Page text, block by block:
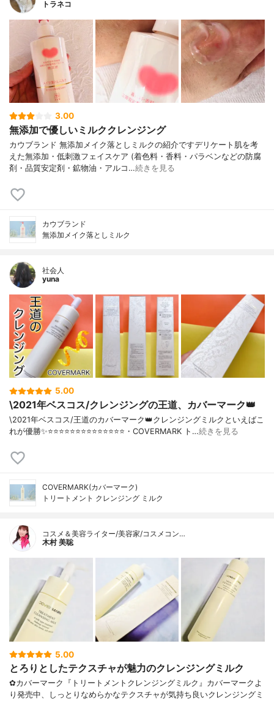
トラネコ
3.00
無添加で優しいミルククレンジング
カウブランド 無添加メイク落としミルクの紹介ですデリケート肌を考
えた無添加・低刺激フェイスケア (着色料・香料・パラベンなどの防腐
剤・品質安定剤・鉱物油・アルコ…続きを見る
カウブランド
無添加メイク落としミルク
社会人
yuna
5.00
\2021年ベスコス/クレンジングの王道、カバーマーク👑
\2021年ベスコス/王道のカバーマーク👑クレンジングミルクといえばこ
れが優勝✨⭐️⭐️⭐️⭐️⭐️⭐️⭐️⭐️⭐️⭐️⭐️⭐️⭐️⭐️・COVERMARK ト…続きを見る
COVERMARK(カバーマーク)
トリートメント クレンジング ミルク
コスメ＆美容ライター/美容家/コスメコン…
木村 美聡
5.00
とろりとしたテクスチャが魅力のクレンジングミルク
✿カバーマーク『トリートメントクレンジングミルク』カバーマークよ
り発売中、しっとりなめらかなテクスチャが気持ち良いクレンジングミ